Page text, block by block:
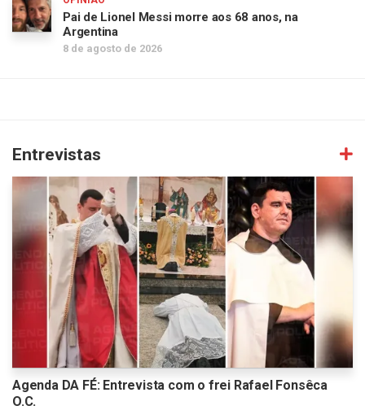
Pai de Lionel Messi morre aos 68 anos, na
Argentina
8 de agosto de 2026
Entrevistas
Agenda DA FÉ: Entrevista com o frei Rafael Fonsêca
O.C.